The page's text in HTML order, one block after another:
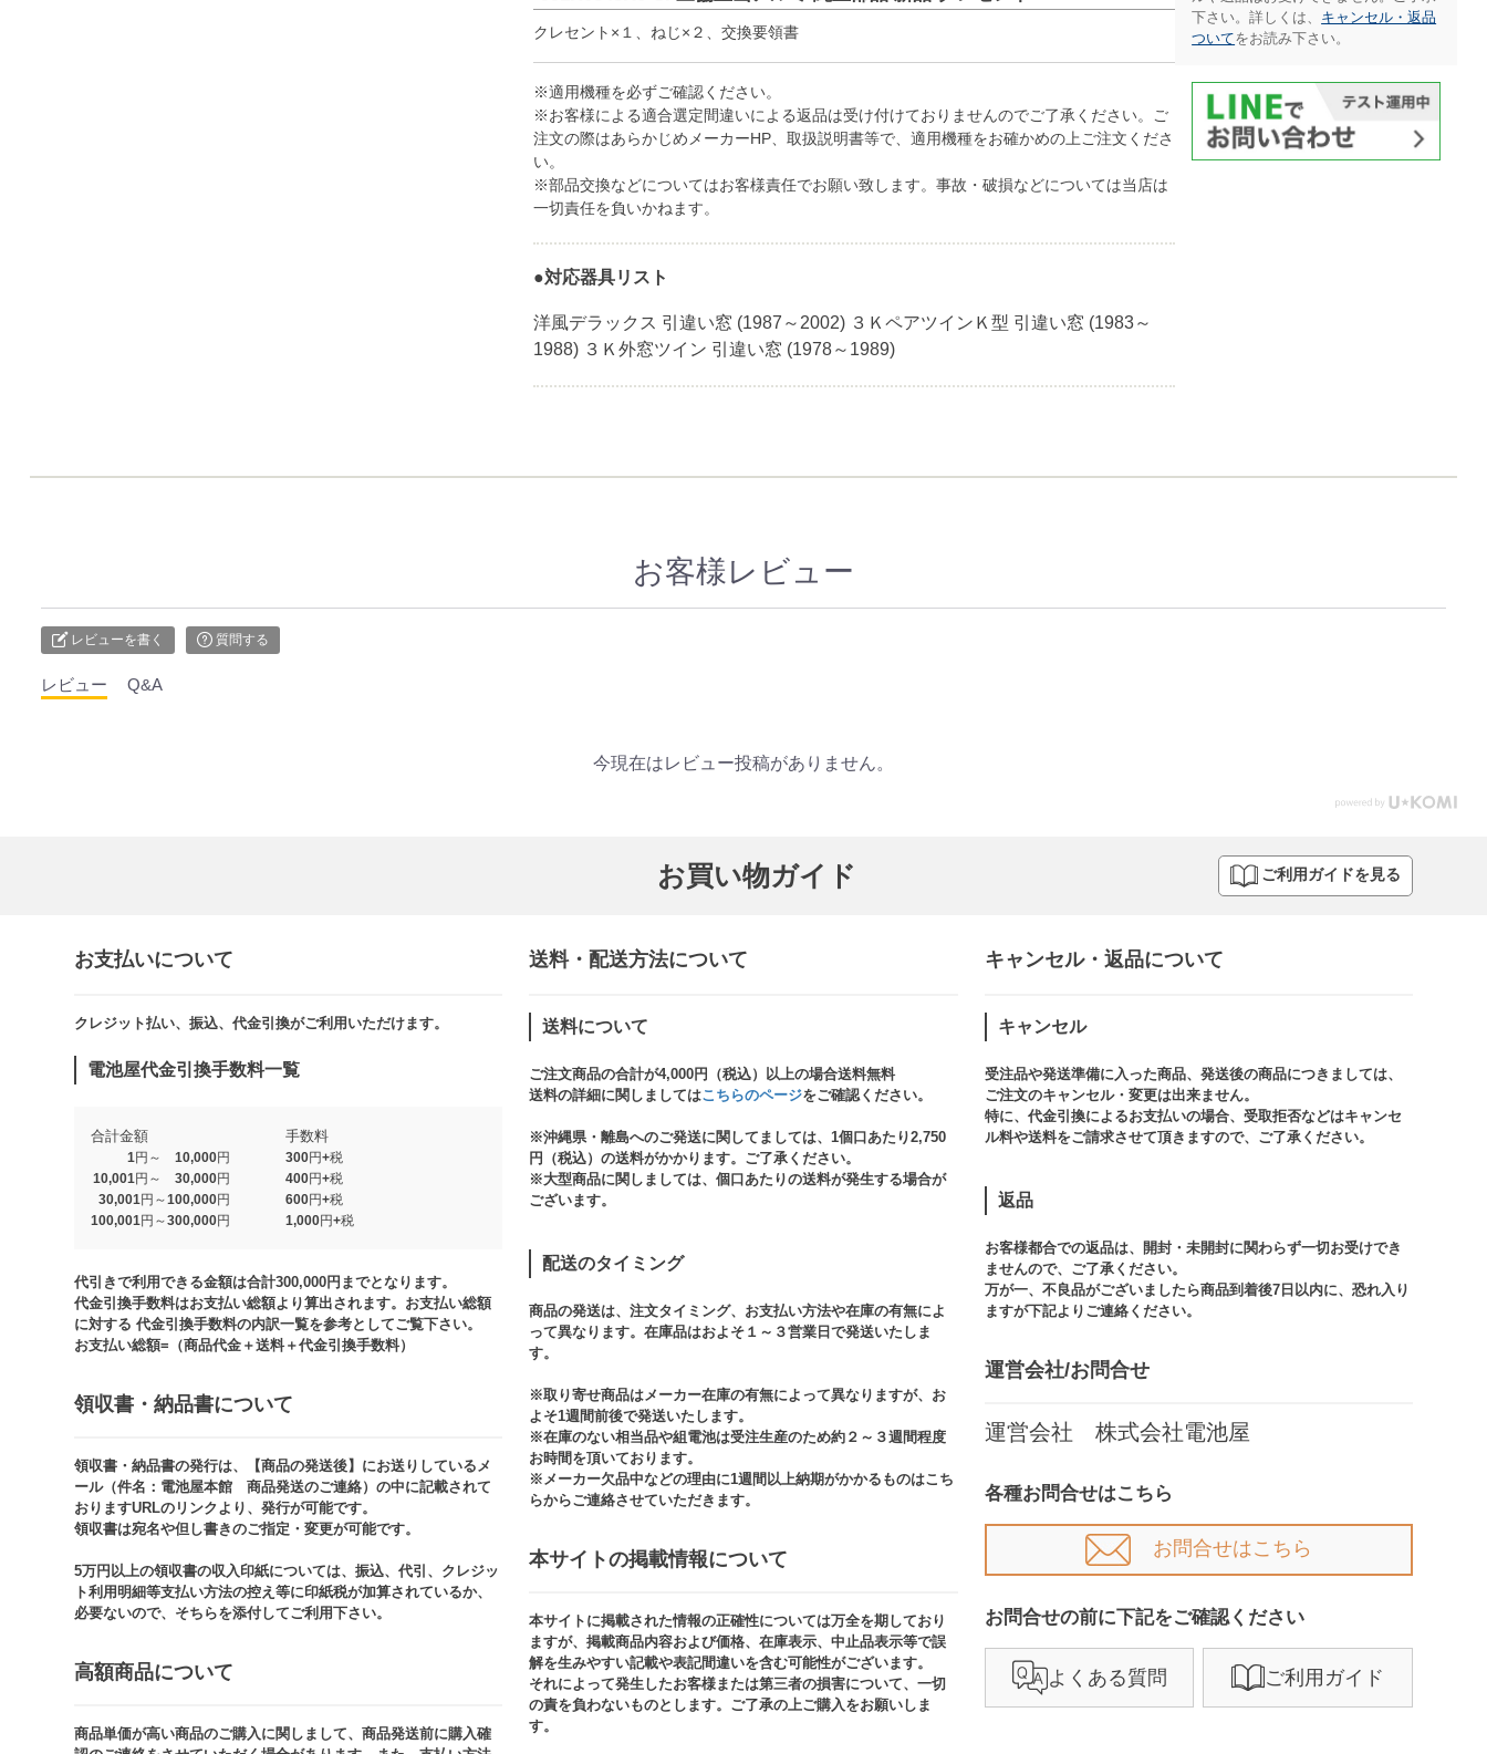
クレセント×１、ねじ×２、交換要領書
※適用機種を必ずご確認ください。
※お客様による適合選定間違いによる返品は受け付けておりませんのでご了承ください。ご
注文の際はあらかじめメーカーHP、取扱説明書等で、適用機種をお確かめの上ご注文くださ
い。
※部品交換などについてはお客様責任でお願い致します。事故・破損などについては当店は
一切責任を負いかねます。
●対応器具リスト
洋風デラックス 引違い窓 (1987～2002) ３ＫペアツインＫ型 引違い窓 (1983～
1988) ３Ｋ外窓ツイン 引違い窓 (1978～1989)
下さい。詳しくは、 キャンセル・返品
ついてをお読み下さい。​
お客様レビュー
レビューを書く 質問する
レビュー Q&A
今現在はレビュー投稿がありません。
お買い物ガイド ご利用ガイドを見る
お支払いについて
クレジット払い、振込、代金引換がご利用いただけます。​​
電池屋代金引換手数料一覧
合計金額 手数料
1円～ 10,000円
300円+税
10,001円～ 30,000円
400円+税
30,001円～100,000円
600円+税
100,001円～300,000円
1,000円+税​
代引きで利用できる金額は合計300,000円までとなります。
代金引換手数料はお支払い総額より算出されます。お支払い総額
に対する 代金引換手数料の内訳一覧を参考としてご覧下さい。​
お支払い総額=（商品代金＋送料＋代金引換手数料）​
領収書・納品書について​
領収書・納品書の発行は、【商品の発送後】にお送りしているメ
ール（件名：電池屋本館 商品発送のご連絡）の中に記載されて
おりますURLのリンクより、発行が可能です。
領収書は宛名や但し書きのご指定・変更が可能です。​​
5万円以上の領収書の収入印紙については、振込、代引、クレジッ
ト利用明細等支払い方法の控え等に印紙税が加算されているか、
必要ないので、そちらを添付してご利用下さい。
高額商品について​
商品単価が高い商品のご購入に関しまして、商品発送前に購入確
送料・配送方法について​
送料について
ご注文商品の合計が4,000円（税込）以上の場合送料無料
送料の詳細に関しましてはこちらのページをご確認ください。​
※沖縄県・離島へのご発送に関してましては、1個口あたり2,750
円（税込）の送料がかかります。ご了承ください。
※大型商品に関しましては、個口あたりの送料が発生する場合が
ございます。​
配送のタイミング
商品の発送は、注文タイミング、お支払い方法や在庫の有無によ
って異なります。在庫品はおよそ１～３営業日で発送いたしま
す。​
※取り寄せ商品はメーカー在庫の有無によって異なりますが、お
よそ1週間前後で発送いたします。
※在庫のない相当品や組電池は受注生産のため約２～３週間程度
お時間を頂いております。​
※メーカー欠品中などの理由に1週間以上納期がかかるものはこち
らからご連絡させていただきます。
本サイトの掲載情報について​
本サイトに掲載された情報の正確性については万全を期しており
ますが、掲載商品内容および価格、在庫表示、中止品表示等で誤
解を生みやすい記載や表記間違いを含む可能性がございます。​
それによって発生したお客様または第三者の損害について、一切
の責を負わないものとします。ご了承の上ご購入をお願いしま
す。
キャンセル・返品について​
キャンセル
受注品や発送準備に入った商品、発送後の商品につきましては、
ご注文のキャンセル・変更は出来ません。​
特に、代金引換によるお支払いの場合、受取拒否などはキャンセ
ル料や送料をご請求させて頂きますので、ご了承ください。​
返品
お客様都合での返品は、開封・未開封に関わらず一切お受けでき
ませんので、ご了承ください。​​
万が一、不良品がございましたら商品到着後7日以内に、恐れ入り
ますが下記よりご連絡ください。
運営会社/お問合せ​
運営会社 株式会社電池屋
各種お問合せはこちら
お問合せはこちら
お問合せの前に下記をご確認ください​
よくある質問 ご利用ガイド